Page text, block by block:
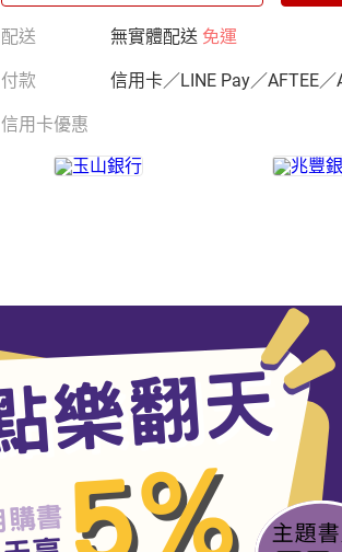
配送 無實體配送 免運
付款 信用卡／LINE Pay／AFTEE／
信用卡優惠